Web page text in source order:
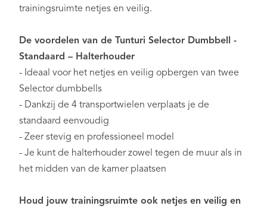
trainingsruimte netjes en veilig.
De voordelen van de Tunturi Selector Dumbbell -
Standaard – Halterhouder
- Ideaal voor het netjes en veilig opbergen van twee
Selector dumbbells
- Dankzij de 4 transportwielen verplaats je de
standaard eenvoudig
- Zeer stevig en professioneel model
- Je kunt de halterhouder zowel tegen de muur als in
het midden van de kamer plaatsen
Houd jouw trainingsruimte ook netjes en veilig en